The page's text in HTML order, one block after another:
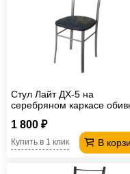
Стул Лайт ДХ-5 на
серебряном каркасе
1 800 ₽
В
Купить в 1 клик